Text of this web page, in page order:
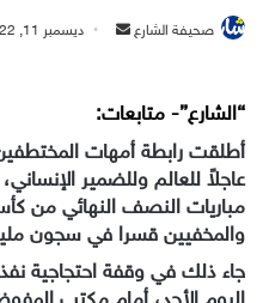
صحيفة الشارع
أرسل ديسمبر 11, 2022
“الشارع”- متابعات:
أطلقت رابطة أمهات المختطفين
عاجلاً للعالم وللضمير
مباريات النصف النهائي من
والمخفيين قسرا في سجون
جاء ذلك في وقفة احتجاجية
اليوم الأحد، أمام مكتب